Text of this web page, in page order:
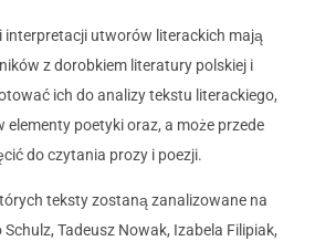
interpretacji utworów literackich mają
z dorobkiem literatury polskiej i
ich do analizy tekstu literackiego,
elementy poetyki oraz, a może przede
do czytania prozy i poezji.
teksty zostaną zanalizowane na
Tadeusz Nowak, Izabela Filipiak,